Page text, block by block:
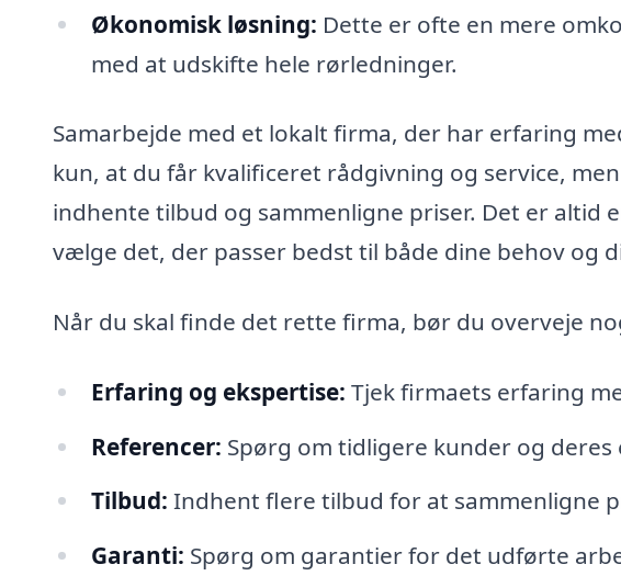
Økonomisk løsning: Dette er ofte en mere
med at udskifte hele rørledninger.
Samarbejde med et lokalt firma, der har erfaring
kun, at du får kvalificeret rådgivning og service,
indhente tilbud og sammenligne priser. Det er altid
vælge det, der passer bedst til både dine behov og
Når du skal finde det rette firma, bør du overveje
Erfaring og ekspertise: Tjek firmaets erfaring
Referencer: Spørg om tidligere kunder og
Tilbud: Indhent flere tilbud for at sammenligne
Garanti: Spørg om garantier for det udførte